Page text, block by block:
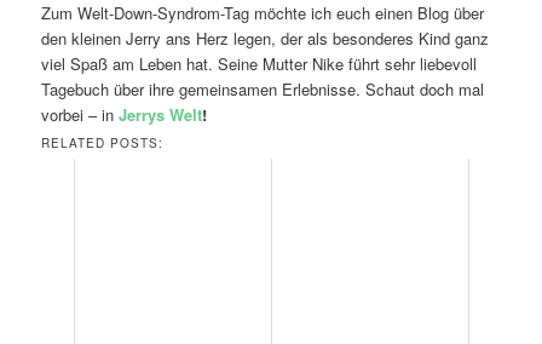
Zum Welt-Down-Syndrom-Tag möchte ich euch einen Blog über
den kleinen Jerry ans Herz legen, der als besonderes Kind ganz
viel Spaß am Leben hat. Seine Mutter Nike führt sehr liebevoll
Tagebuch über ihre gemeinsamen Erlebnisse. Schaut doch mal
vorbei – inJerrys Welt!
RELATED POSTS: